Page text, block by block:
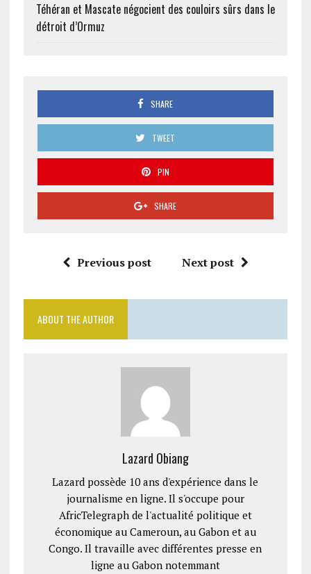
Téhéran et Mascate négocient des couloirs sûrs dans le
détroit d’Ormuz
SHARE
TWEET
PIN
SHARE
Previous post Next post
ABOUT THE AUTHOR
Lazard Obiang
Lazard possède 10 ans d'expérience dans le
journalisme en ligne. Il s'occupe pour
AfricTelegraph de l'actualité politique et
économique au Cameroun, au Gabon et au
Congo. Il travaille avec différentes presse en
ligne au Gabon notemmant